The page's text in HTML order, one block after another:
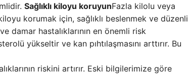
Sağlıklı kiloyu koruyunFazla kilolu veya
korumak için, sağlıklı beslenmek ve düzenli
damar hastalıklarının en önemli risk
yükseltir ve kan pıhtılaşmasını arttırır. Bu
riskini artırır. Eski bilgilerimize göre